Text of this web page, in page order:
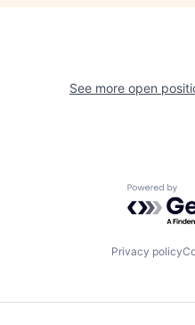
See more open
Powered
Privacy policy